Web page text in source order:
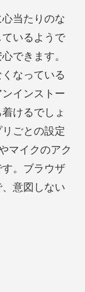
当たりのな
いるようで
できます。
なっている
インストー
けるでしょ
ごとの設定
マイクのアク
。ブラウザ
意図しない